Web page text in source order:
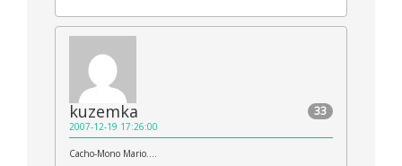
33
kuzemka
2007-12-19 17:26:00
Cacho-Mono Mario….